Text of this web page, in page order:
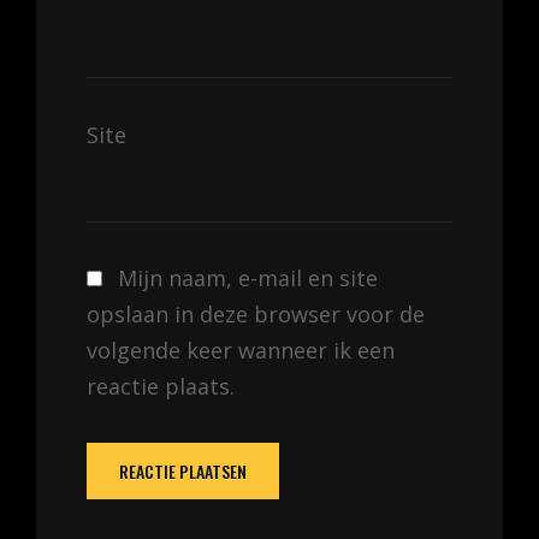
Site
Mijn naam, e-mail en site
opslaan in deze browser voor de
volgende keer wanneer ik een
reactie plaats.